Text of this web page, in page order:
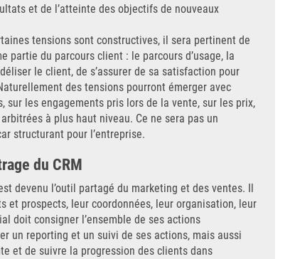
et de l’atteinte des objectifs de nouveaux
tensions sont constructives, il sera pertinent de
partie du parcours client : le parcours d’usage, la
le client, de s’assurer de sa satisfaction pour
des tensions pourront émerger avec
sur les engagements pris lors de la vente, sur les prix,
à plus haut niveau. Ce ne sera pas un
structurant pour l’entreprise.
du CRM
devenu l’outil partagé du marketing et des ventes. Il
prospects, leur coordonnées, leur organisation, leur
doit consigner l’ensemble de ses actions
un reporting et un suivi de ses actions, mais aussi
et de suivre la progression des clients dans